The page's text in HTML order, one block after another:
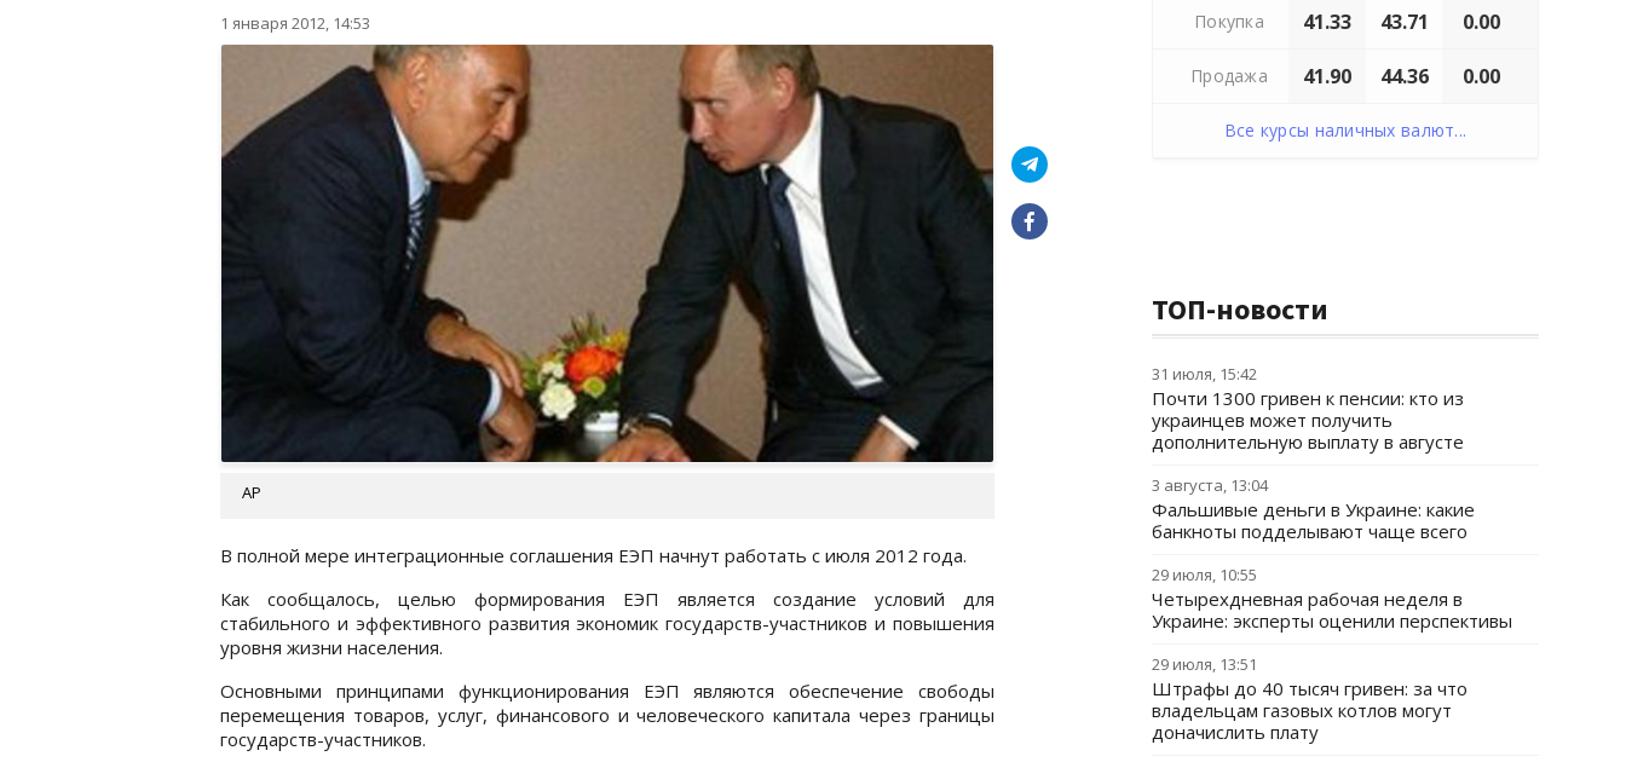
1 января 2012, 14:53
АР
В полной мере интеграционные соглашения ЕЭП начнут работать с июля 2012 года.
Как сообщалось, целью формирования ЕЭП является создание условий для
стабильного и эффективного развития экономик государств-участников и повышения
уровня жизни населения.
Основными принципами функционирования ЕЭП являются обеспечение свободы
перемещения товаров, услуг, финансового и человеческого капитала через границы
государств-участников.
Покупка 41.33 43.71 0.00
Продажа 41.90 44.36 0.00
Все курсы наличных валют...
ТОП-новости
31 июля, 15:42
Почти 1300 гривен к пенсии: кто из
украинцев может получить
дополнительную выплату в августе
3 августа, 13:04
Фальшивые деньги в Украине: какие
банкноты подделывают чаще всего
29 июля, 10:55
Четырехдневная рабочая неделя в
Украине: эксперты оценили перспективы
29 июля, 13:51
Штрафы до 40 тысяч гривен: за что
владельцам газовых котлов могут
доначислить плату